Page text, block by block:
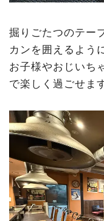
掘りごたつのテー
カンを囲えるよう
お子様やおじいち
で楽しく過ごせま